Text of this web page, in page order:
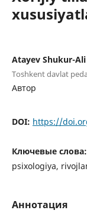
Atayev Shukur-
Toshkent davlat
Автор
DOI: https://
Ключевые слова:
psixologiya,
Аннотация